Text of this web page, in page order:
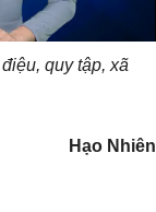
quy tập, xã
Hạo Nhiên